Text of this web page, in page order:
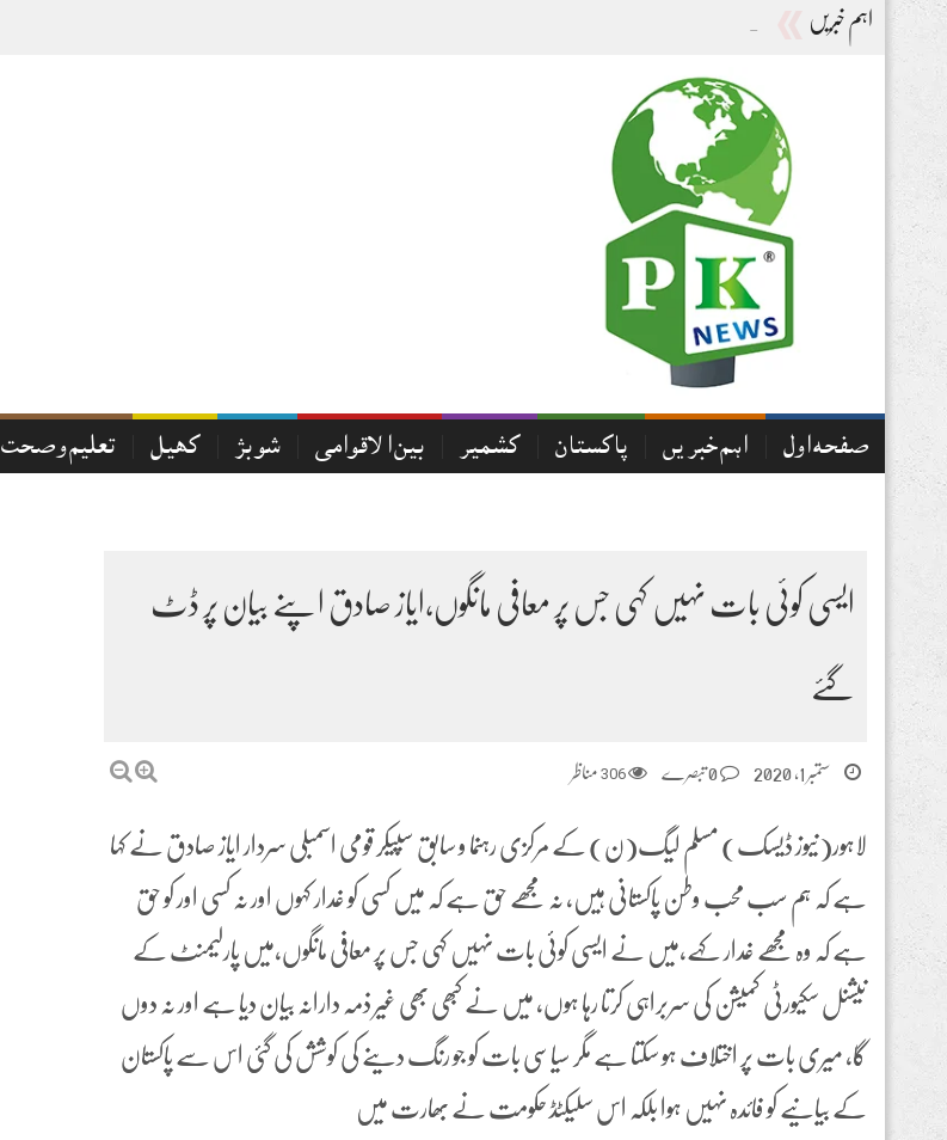
اہم خبریں لاہور بوریوالینز کی پروقار تقریب، اہلِ بورے والا کے اتحاد اور
صفحہ اول اہم خبریں پاکستان کشمیر بین الاقوامی شوبز کھیل تعلیم و صحت
ایسی کوئی بات نہیں کہی جس پر معافی مانگوں،ایاز صادق اپنے بیان پر ڈٹ
گئے
ستمبر 1, 2020 0 تبصرے 306 مناظر
لاہور(نیوز ڈیسک) مسلم لیگ(ن) کے مرکزی رہنما و سابق سپیکر قومی اسمبلی سردار ایاز صادق نے کہا
ہے کہ ہم سب محب وطن پاکستانی ہیں، نہ مجھے حق ہے کہ میں کسی کو غدار کہوں اور نہ کسی اور کو حق
ہے کہ وہ مجھے غدار کہے،میں نے ایسی کوئی بات نہیں کہی جس پر معافی مانگوں،میں پارلیمنٹ کے
نیشنل سکیورٹی کمیشن کی سربراہی کرتا رہا ہوں، میں نے کبھی بھی غیر ذمہ دارانہ بیان دیا ہے اور نہ دوں
گا، میری بات پر اختلاف ہو سکتا ہے مگر سیاسی بات کو جو رنگ دینے کی کوشش کی گئی اس سے پاکستان
کے بیانیے کو فائدہ نہیں ہوا بلکہ اس سلیکٹڈ حکومت نے بھارت میں